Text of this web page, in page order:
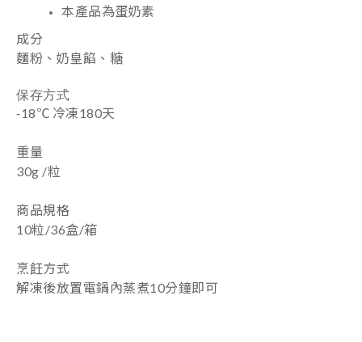
本產品為蛋奶素
成分
麵粉、奶皇餡、糖
保存方式
-18℃ 冷凍180天
重量
30g /粒
商品規格
10粒/36盒/箱
烹飪方式
解凍後放置電鍋內蒸煮10分鐘即可